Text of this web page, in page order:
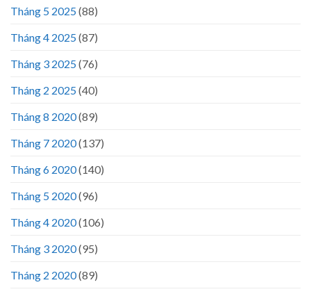
Tháng 5 2025(88)
Tháng 4 2025(87)
Tháng 3 2025(76)
Tháng 2 2025(40)
Tháng 8 2020(89)
Tháng 7 2020(137)
Tháng 6 2020(140)
Tháng 5 2020(96)
Tháng 4 2020(106)
Tháng 3 2020(95)
Tháng 2 2020(89)